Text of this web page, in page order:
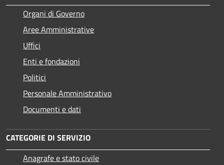
Organi di Governo
Aree Amministrative
Uffici
Enti e fondazioni
Politici
Personale Amministrativo
Documenti e dati
CATEGORIE DI SERVIZIO
Anagrafe e stato civile